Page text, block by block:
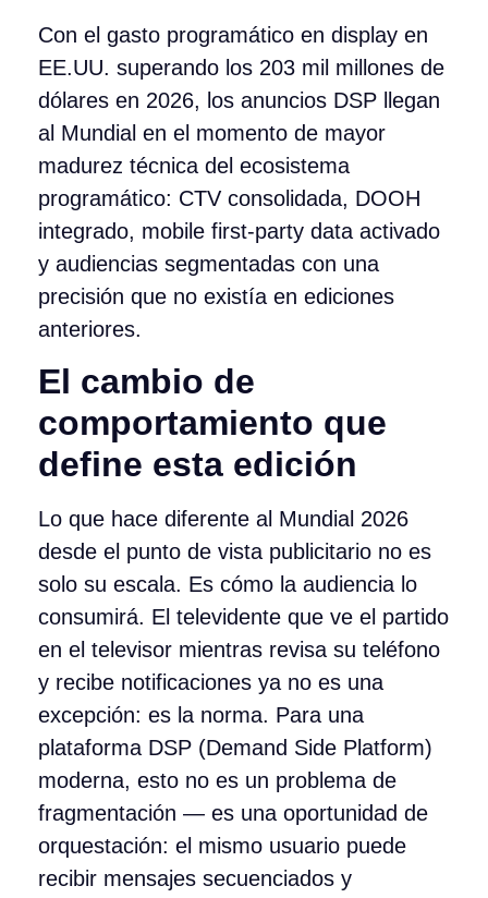
Con el gasto programático en display en
EE.UU. superando los 203 mil millones de
dólares en 2026, los anuncios DSP llegan
al Mundial en el momento de mayor
madurez técnica del ecosistema
programático: CTV consolidada, DOOH
integrado, mobile first-party data activado
y audiencias segmentadas con una
precisión que no existía en ediciones
anteriores.
El cambio de
comportamiento que
define esta edición
Lo que hace diferente al Mundial 2026
desde el punto de vista publicitario no es
solo su escala. Es cómo la audiencia lo
consumirá. El televidente que ve el partido
en el televisor mientras revisa su teléfono
y recibe notificaciones ya no es una
excepción: es la norma. Para una
plataforma DSP (Demand Side Platform)
moderna, esto no es un problema de
fragmentación — es una oportunidad de
orquestación: el mismo usuario puede
recibir mensajes secuenciados y